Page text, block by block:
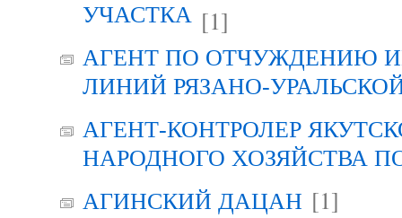
УЧАСТКА [1]
АГЕНТ ПО ОТЧУЖДЕНИЮ
ЛИНИЙ РЯЗАНО-
АГЕНТ-КОНТРОЛЕР
НАРОДНОГО ХОЗЯЙСТВА
АГИНСКИЙ ДАЦАН [1]